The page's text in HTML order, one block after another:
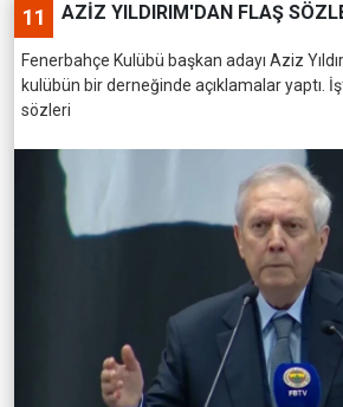
11 AZİZ YILDIRIM'DAN FLAŞ
Fenerbahçe Kulübü başkan adayı Aziz
kulübün bir derneğinde açıklamalar yaptı.
sözleri